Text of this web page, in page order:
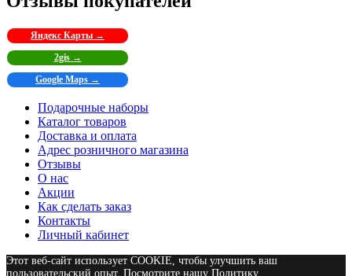
Яндекс Карты →
2gis →
Google Maps →
Подарочные наборы
Каталог товаров
Доставка и оплата
Адрес розничного магазина
Отзывы
О нас
Акции
Как сделать заказ
Контакты
Личный кабинет
Этот веб-сайт использует COOKIE, чтобы улучшить ваш
пользовательский опыт. Посмотрите нашу Политику